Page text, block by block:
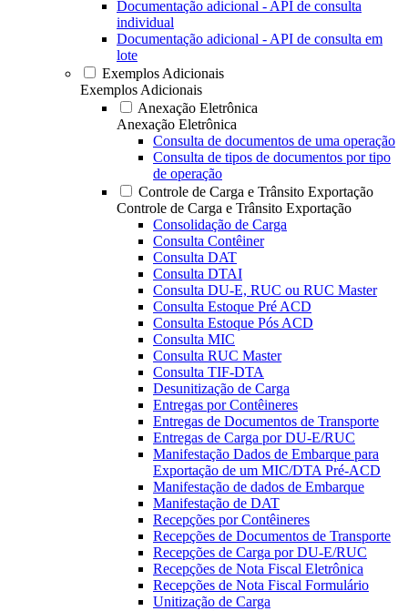
Documentação adicional - API de consulta
individual
Documentação adicional - API de consulta em
lote
Exemplos Adicionais
Exemplos Adicionais
Anexação Eletrônica
Anexação Eletrônica
Consulta de documentos de uma operação
Consulta de tipos de documentos por tipo
de operação
Controle de Carga e Trânsito Exportação
Controle de Carga e Trânsito Exportação
Consolidação de Carga
Consulta Contêiner
Consulta DAT
Consulta DTAI
Consulta DU-E, RUC ou RUC Master
Consulta Estoque Pré ACD
Consulta Estoque Pós ACD
Consulta MIC
Consulta RUC Master
Consulta TIF-DTA
Desunitização de Carga
Entregas por Contêineres
Entregas de Documentos de Transporte
Entregas de Carga por DU-E/RUC
Manifestação Dados de Embarque para
Exportação de um MIC/DTA Pré-ACD
Manifestação de dados de Embarque
Manifestação de DAT
Recepções por Contêineres
Recepções de Documentos de Transporte
Recepções de Carga por DU-E/RUC
Recepções de Nota Fiscal Eletrônica
Recepções de Nota Fiscal Formulário
Unitização de Carga